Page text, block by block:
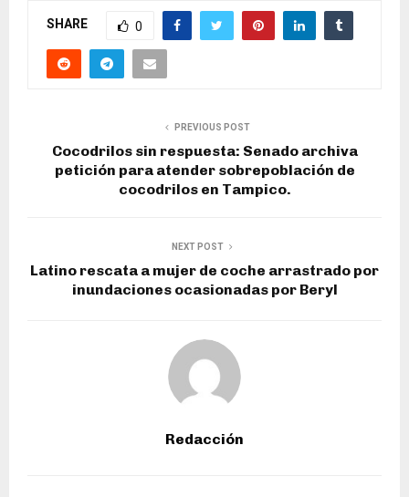
SHARE 0
PREVIOUS POST
Cocodrilos sin respuesta: Senado archiva
petición para atender sobrepoblación de
cocodrilos en Tampico.
NEXT POST
Latino rescata a mujer de coche arrastrado por
inundaciones ocasionadas por Beryl
Redacción